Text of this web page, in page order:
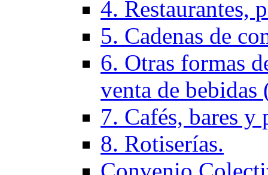
4. Restaurantes,
5. Cadenas de
6. Otras formas
venta de bebidas
7. Cafés, bares y
8. Rotiserías.